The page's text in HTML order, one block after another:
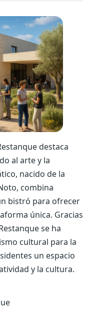
destaca
al arte y la
nacido de la
combina
bistró para ofrecer
única. Gracias
se ha
cultural para la
un espacio
y la cultura.